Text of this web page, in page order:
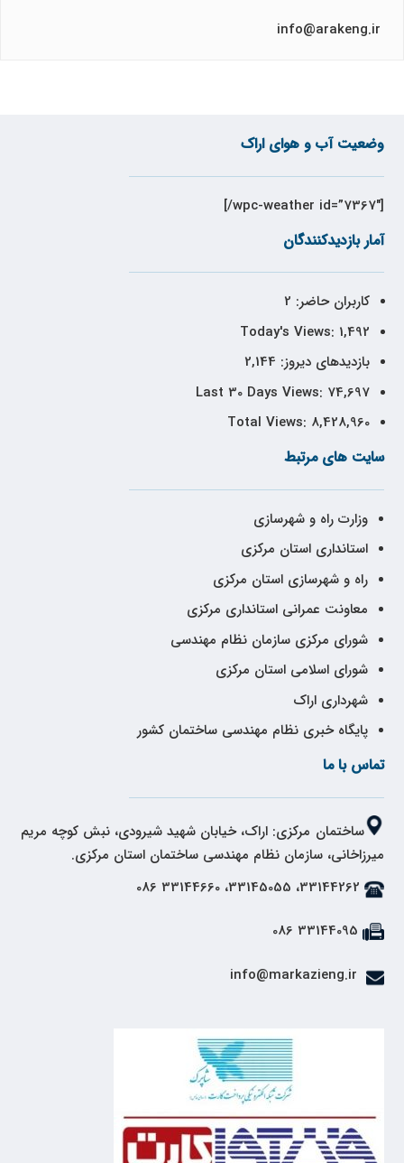
وضعیت آب و هوای اراک
[wpc-weather id=”7367″/]
آمار بازدیدکنندگان
کاربران حاضر: 2
Today's Views: 1,492
بازدیدهای دیروز: 2,144
Last 30 Days Views: 74,697
Total Views: 8,428,960
سایت های مرتبط
وزارت راه و شهرسازی
استانداری استان مرکزی
راه و شهرسازی استان مرکزی
معاونت عمرانی استانداری مرکزی
شورای مرکزی سازمان نظام مهندسی
شورای اسلامی استان مرکزی
شهرداری اراک
پایگاه خبری نظام مهندسی ساختمان کشور
تماس با ما
ساختمان مرکزی: اراک، خیابان شهید شیرودی، نبش کوچه مریم
میرزاخانی، سازمان نظام مهندسی ساختمان استان مرکزی.
33144262، 33145055، 33144660 086
33144095 086